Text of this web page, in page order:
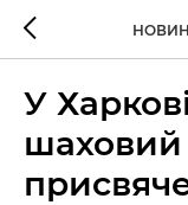
У
шаховий